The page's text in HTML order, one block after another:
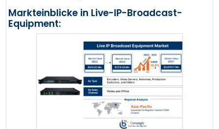
Markteinblicke in Live-IP-Broadcast-
Equipment: